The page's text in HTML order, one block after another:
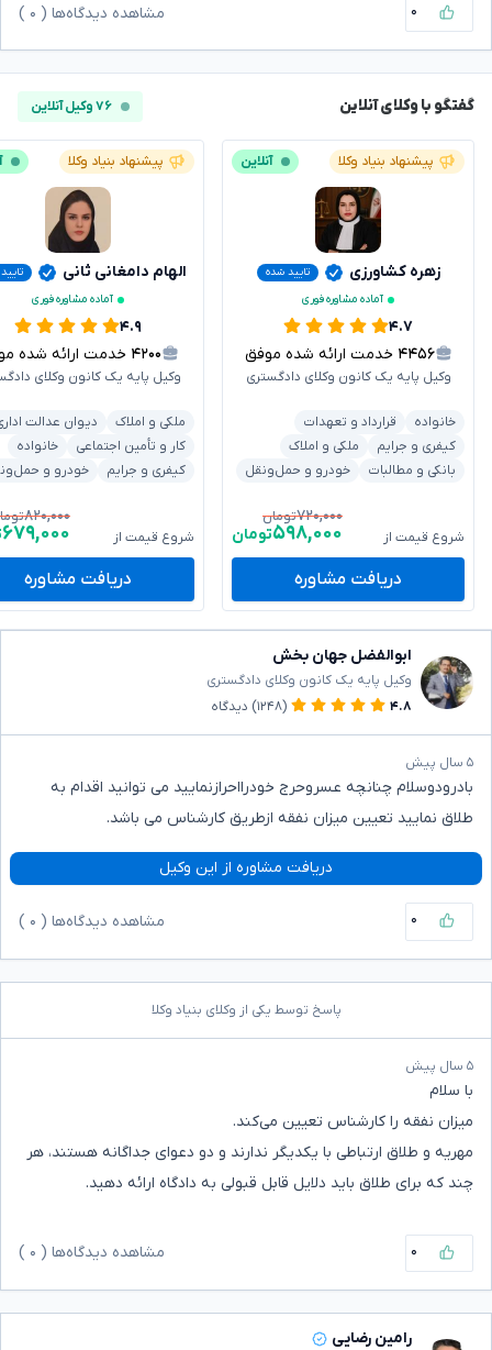
۰ مشاهده دیدگاه‌ها ( ۰
گفتگو با وکلای آنلاین ۷۶ وکیل آنلاین
پیشنهاد بنیاد وکلا آنلاین
زهره کشاورزی
تایید شده
آماده مشاوره فوری
۴.۷
۴۴۵۶ خدمت ارائه شده موفق
وکیل پایه یک کانون وکلای دادگستری
خانواده
قرارداد و تعهدات
کیفری و جرایم
ملکی و املاک
بانکی و مطالبات
خودرو و حمل‌ونقل
شروع قیمت از
۷۲۰,۰۰۰تومان
۵۹۸,۰۰۰تومان
دریافت مشاوره
پیشنهاد بنیاد وکلا
الهام دامغانی ثانی
آماده مشاوره فوری
۴.۹
۴۲۰۰ خدمت ارائه شده موفق
وکیل پایه یک کانون وکلای
ملکی و املاک
دیوان عدالت
کار و تأمین اجتماعی
خانواده
کیفری و جرایم
خودرو و
شروع قیمت از
۸۲۰,۰۰۰
۶۷۹,۰۰۰
دریافت مشاوره
ابوالفضل جهان بخش
وکیل پایه یک کانون وکلای دادگستری
۴.۸
(۱۲۴۸) دیدگاه
۵ سال پیش
بادرودوسلام چنانچه عسروحرج خودرااحرازنمایید می توانید اقدام به
طلاق نمایید تعیین میزان نفقه ازطریق کارشناس می باشد.
دریافت مشاوره از این وکیل
۰ مشاهده دیدگاه‌ها ( ۰
پاسخ توسط یکی از وکلای بنیاد وکلا
۵ سال پیش
با سلام
میزان نفقه را کارشناس تعیین می‌کند.
مهریه و طلاق ارتباطی با یکدیگر ندارند و دو دعوای جداگانه هستند، هر
چند که برای طلاق باید دلایل قابل قبولی به دادگاه ارائه دهید.
۰ مشاهده دیدگاه‌ها ( ۰
رامین رضایی